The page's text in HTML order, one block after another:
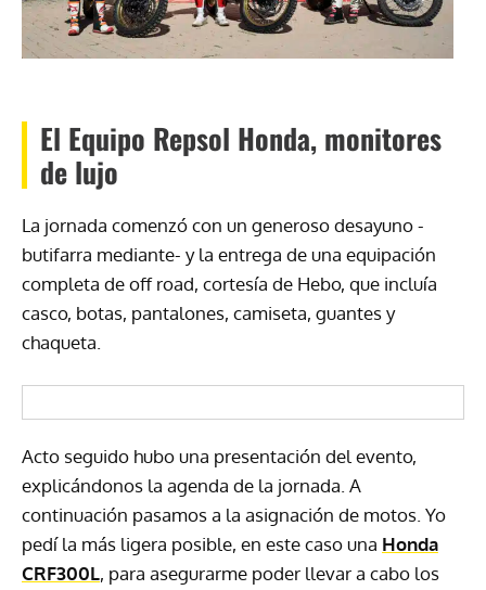
El Equipo Repsol Honda, monitores
de lujo
La jornada comenzó con un generoso desayuno -
butifarra mediante- y la entrega de una equipación
completa de off road, cortesía de Hebo, que incluía
casco, botas, pantalones, camiseta, guantes y
chaqueta.
Acto seguido hubo una presentación del evento,
explicándonos la agenda de la jornada. A
continuación pasamos a la asignación de motos. Yo
pedí la más ligera posible, en este caso una Honda
CRF300L, para asegurarme poder llevar a cabo los